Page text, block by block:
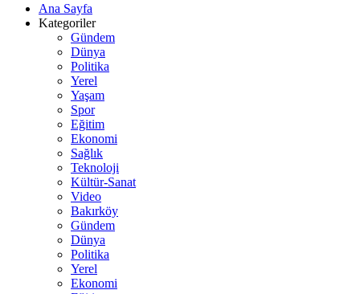
Ana Sayfa
Kategoriler
Gündem
Dünya
Politika
Yerel
Yaşam
Spor
Eğitim
Ekonomi
Sağlık
Teknoloji
Kültür-Sanat
Video
Bakırköy
Gündem
Dünya
Politika
Yerel
Ekonomi